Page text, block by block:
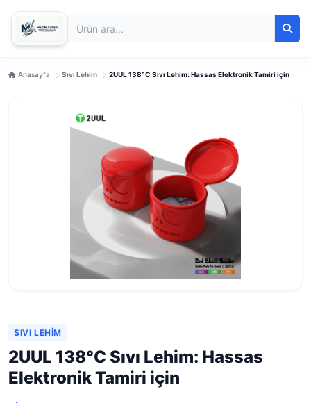
Anasayfa Sıvı Lehim 2UUL 138°C Sıvı Lehim: Hassas Elektronik Tamiri için
SIVI LEHIM
2UUL 138°C Sıvı Lehim: Hassas
Elektronik Tamiri için